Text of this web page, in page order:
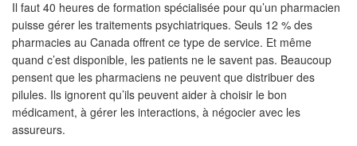
Il faut 40 heures de formation spécialisée pour qu’un pharmacien
puisse gérer les traitements psychiatriques. Seuls 12 % des
pharmacies au Canada offrent ce type de service. Et même
quand c’est disponible, les patients ne le savent pas. Beaucoup
pensent que les pharmaciens ne peuvent que distribuer des
pilules. Ils ignorent qu’ils peuvent aider à choisir le bon
médicament, à gérer les interactions, à négocier avec les
assureurs.